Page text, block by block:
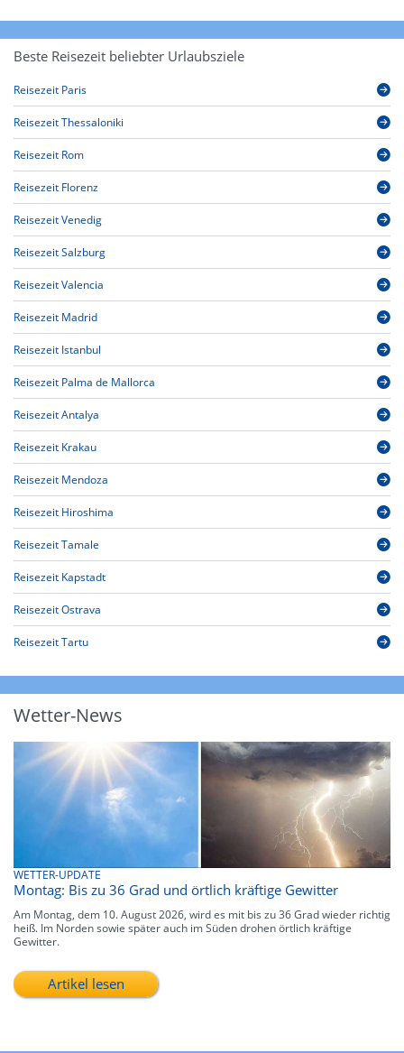
Beste Reisezeit beliebter Urlaubsziele
Reisezeit Paris
Reisezeit Thessaloniki
Reisezeit Rom
Reisezeit Florenz
Reisezeit Venedig
Reisezeit Salzburg
Reisezeit Valencia
Reisezeit Madrid
Reisezeit Istanbul
Reisezeit Palma de Mallorca
Reisezeit Antalya
Reisezeit Krakau
Reisezeit Mendoza
Reisezeit Hiroshima
Reisezeit Tamale
Reisezeit Kapstadt
Reisezeit Ostrava
Reisezeit Tartu
Wetter-News
WETTER-UPDATE
Montag: Bis zu 36 Grad und örtlich kräftige Gewitter
Am Montag, dem 10. August 2026, wird es mit bis zu 36 Grad wieder richtig
heiß. Im Norden sowie später auch im Süden drohen örtlich kräftige
Gewitter.
Artikel lesen